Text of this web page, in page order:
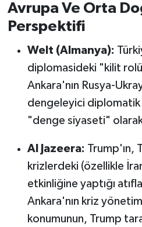
Avrupa Ve Orta
Perspektifi
Welt (Almanya):
diplomasideki "kilit
Ankara'nın Rusya-
dengeleyici diplomatik
"denge siyaseti"
Al Jazeera: Trump'ın,
krizlerdeki (özellikle
etkinliğine yaptığı
Ankara'nın kriz
konumunun, Trump